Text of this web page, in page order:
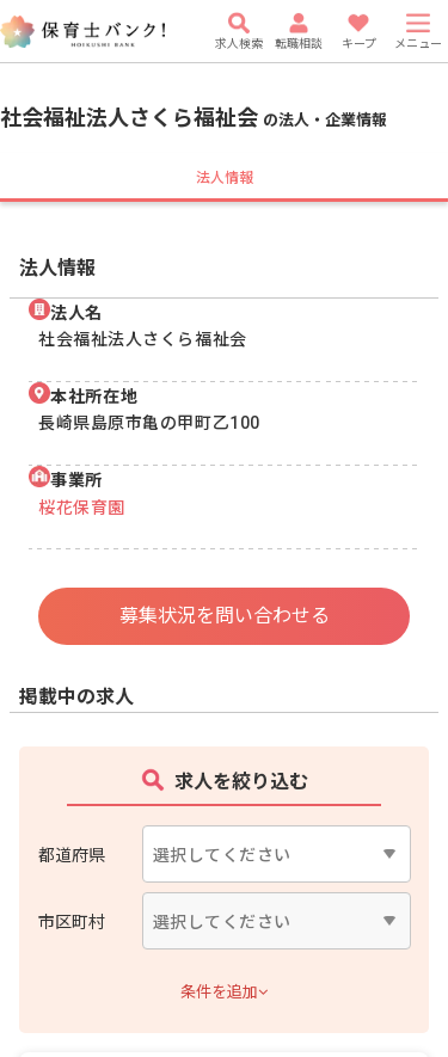
求人検索 転職相談 キープ メニュー
社会福祉法人さくら福祉会 の法人・企業情報
法人情報
法人情報
法人名
社会福祉法人さくら福祉会
本社所在地
長崎県島原市亀の甲町乙100
事業所
桜花保育園
募集状況を問い合わせる
掲載中の求人
求人を絞り込む
都道府県
市区町村
条件を追加